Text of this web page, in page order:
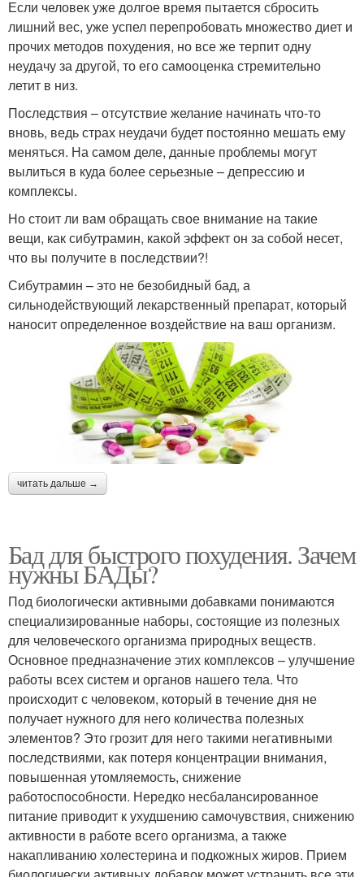
Если человек уже долгое время пытается сбросить
лишний вес, уже успел перепробовать множество диет и
прочих методов похудения, но все же терпит одну
неудачу за другой, то его самооценка стремительно
летит в низ.
Последствия – отсутствие желание начинать что-то
вновь, ведь страх неудачи будет постоянно мешать ему
меняться. На самом деле, данные проблемы могут
вылиться в куда более серьезные – депрессию и
комплексы.
Но стоит ли вам обращать свое внимание на такие
вещи, как сибутрамин, какой эффект он за собой несет,
что вы получите в последствии?!
Сибутрамин – это не безобидный бад, а
сильнодействующий лекарственный препарат, который
наносит определенное воздействие на ваш организм.
читать дальше →
Бад для быстрого похудения. Зачем
нужны БАДы?
Под биологически активными добавками понимаются
специализированные наборы, состоящие из полезных
для человеческого организма природных веществ.
Основное предназначение этих комплексов – улучшение
работы всех систем и органов нашего тела. Что
происходит с человеком, который в течение дня не
получает нужного для него количества полезных
элементов? Это грозит для него такими негативными
последствиями, как потеря концентрации внимания,
повышенная утомляемость, снижение
работоспособности. Нередко несбалансированное
питание приводит к ухудшению самочувствия, снижению
активности в работе всего организма, а также
накапливанию холестерина и подкожных жиров. Прием